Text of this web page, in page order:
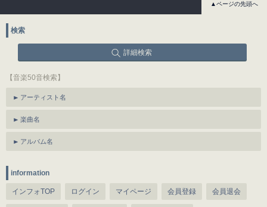
▲ページの先頭へ
検索
詳細検索
【音楽50音検索】
アーティスト名
楽曲名
アルバム名
information
インフォTOP ログイン マイページ 会員登録 会員退会